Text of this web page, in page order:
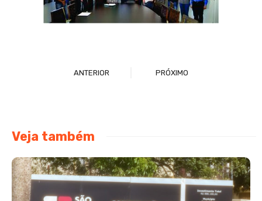
ANTERIOR PRÓXIMO
Veja também